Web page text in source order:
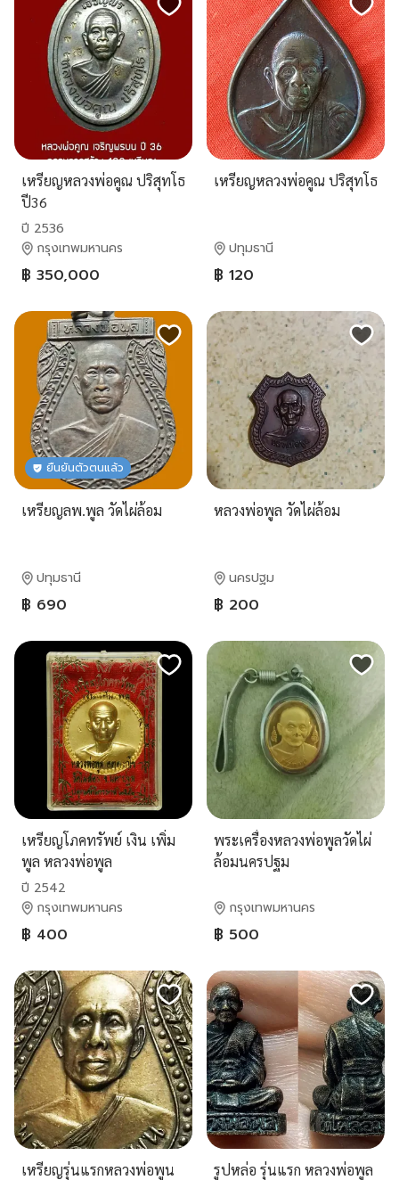
เหรียญหลวงพ่อคูณ ปริสุทโธ
ปี36
ปี 2536
กรุงเทพมหานคร
฿ 350,000
เหรียญหลวงพ่อคูณ ปริสุทโธ
ปทุมธานี
฿ 120
ยืนยันตัวตนแล้ว
เหรียญลพ.พูล วัดไผ่ล้อม
ปทุมธานี
฿ 690
หลวงพ่อพูล วัดไผ่ล้อม
นครปฐม
฿ 200
เหรียญโภคทรัพย์ เงิน เพิ่ม
พูล หลวงพ่อพูล
ปี 2542
กรุงเทพมหานคร
฿ 400
พระเครื่องหลวงพ่อพูลวัดไผ่
ล้อมนครปฐม
กรุงเทพมหานคร
฿ 500
เหรียญรุ่นแรกหลวงพ่อพูน
รูปหล่อ รุ่นแรก หลวงพ่อพูล